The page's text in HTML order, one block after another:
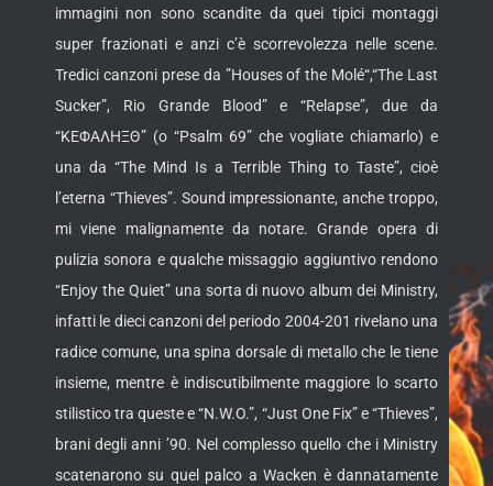
immagini non sono scandite da quei tipici montaggi
super frazionati e anzi c’è scorrevolezza nelle scene.
Tredici canzoni prese da ”Houses of the Molé“,“The Last
Sucker”, Rio Grande Blood” e “Relapse”, due da
“ΚΕΦΑΛΗΞΘ” (o “Psalm 69” che vogliate chiamarlo) e
una da “The Mind Is a Terrible Thing to Taste”, cioè
l’eterna “Thieves”. Sound impressionante, anche troppo,
mi viene malignamente da notare. Grande opera di
pulizia sonora e qualche missaggio aggiuntivo rendono
“Enjoy the Quiet” una sorta di nuovo album dei Ministry,
infatti le dieci canzoni del periodo 2004-201 rivelano una
radice comune, una spina dorsale di metallo che le tiene
insieme, mentre è indiscutibilmente maggiore lo scarto
stilistico tra queste e “N.W.O.”, “Just One Fix” e “Thieves”,
brani degli anni ’90. Nel complesso quello che i Ministry
scatenarono su quel palco a Wacken è dannatamente